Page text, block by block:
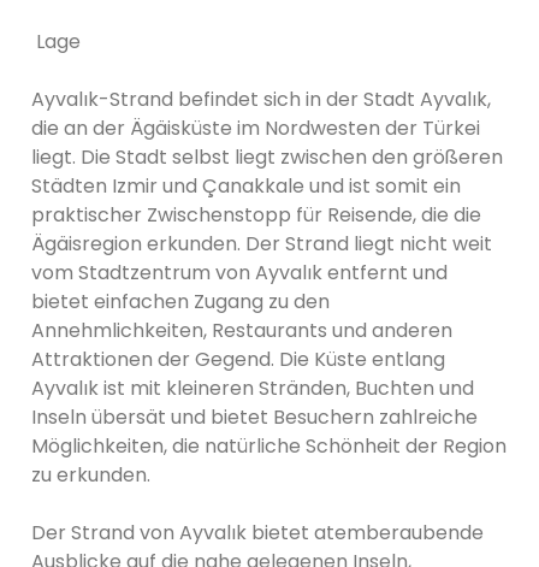
Lage
Ayvalık-Strand befindet sich in der Stadt Ayvalık,
die an der Ägäisküste im Nordwesten der Türkei
liegt. Die Stadt selbst liegt zwischen den größeren
Städten Izmir und Çanakkale und ist somit ein
praktischer Zwischenstopp für Reisende, die die
Ägäisregion erkunden. Der Strand liegt nicht weit
vom Stadtzentrum von Ayvalık entfernt und
bietet einfachen Zugang zu den
Annehmlichkeiten, Restaurants und anderen
Attraktionen der Gegend. Die Küste entlang
Ayvalık ist mit kleineren Stränden, Buchten und
Inseln übersät und bietet Besuchern zahlreiche
Möglichkeiten, die natürliche Schönheit der Region
zu erkunden.
Der Strand von Ayvalık bietet atemberaubende